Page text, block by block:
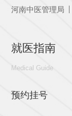
河南中医管理局
就医指南
Medical Guide
预约挂号